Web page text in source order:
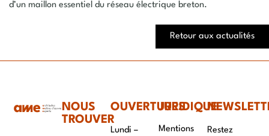
d’un maillon essentiel du réseau électrique breton.
Retour aux actualités
NOUS
TROUVER
OUVERTURES
Lundi –
JURIDIQUE
Mentions
Restez